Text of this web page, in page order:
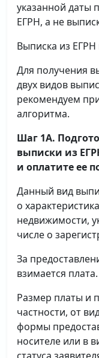
указанной даты
ЕГРН, а не
Выписка из ЕГРН
Для получения
двух видов
рекомендуем
алгоритма.
Шаг 1А.
выписки из
и оплатите ее
Данный вид
о
недвижимости,
числе о
За
взимается плата.
Размер платы и
частности, от
формы
носителе или в